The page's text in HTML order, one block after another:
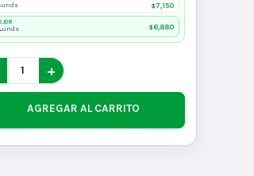
unds $7,150
unds $6,880
+
AGREGAR AL CARRITO